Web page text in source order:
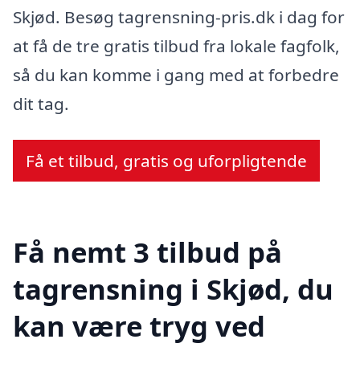
Skjød. Besøg tagrensning-pris.dk i dag for
at få de tre gratis tilbud fra lokale fagfolk,
så du kan komme i gang med at forbedre
dit tag.
Få et tilbud, gratis og uforpligtende
Få nemt 3 tilbud på
tagrensning i Skjød, du
kan være tryg ved